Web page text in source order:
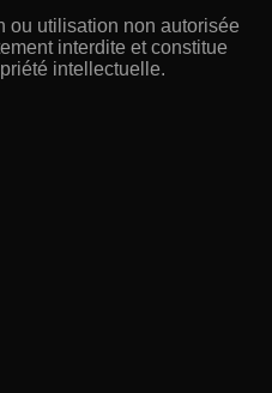
ou utilisation non autorisée
interdite et constitue
intellectuelle.